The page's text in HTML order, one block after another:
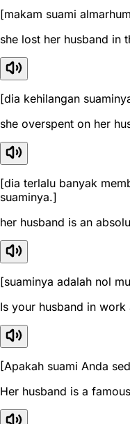
[makam suami
she lost her husband in
[dia kehilangan
she overspent on her
[dia terlalu banyak
suaminya.]
her husband is an
[suaminya adalah nol
Is your husband in work
[Apakah suami Anda
Her husband is a